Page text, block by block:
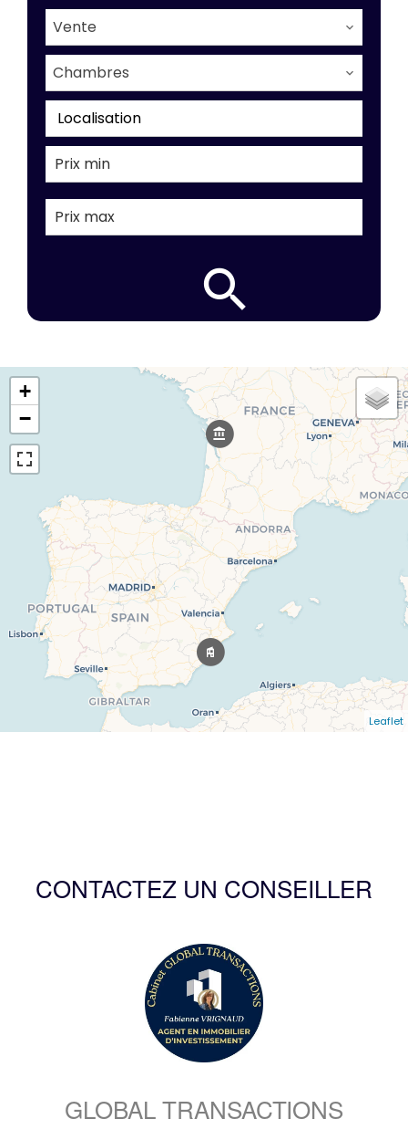
Vente
Chambres
Localisation
+
−
Leaflet
CONTACTEZ UN CONSEILLER
GLOBAL TRANSACTIONS